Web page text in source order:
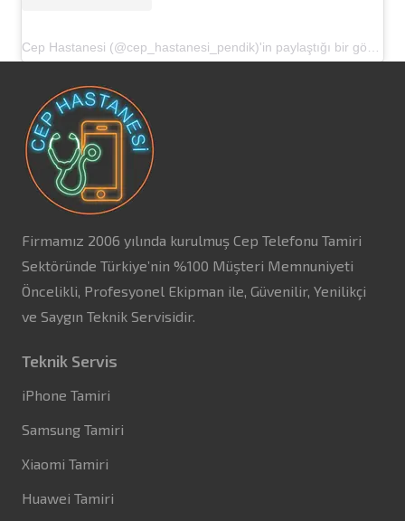
Firmamız 2006 yılında kurulmuş Cep Telefonu Tamiri
Sektöründe Türkiye’nin %100 Müşteri Memnuniyeti
Öncelikli, Profesyonel Ekipman ile, Güvenilir, Yenilikçi
ve Saygın Teknik Servisidir.
Teknik Servis
iPhone Tamiri
Samsung Tamiri
Xiaomi Tamiri
Huawei Tamiri